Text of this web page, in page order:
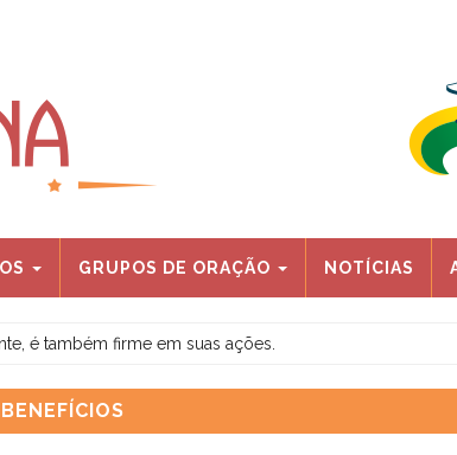
GRUPOS DE ORAÇÃO NOTÍCIAS
é também firme em suas ações.
– REGIÃO OESTE – 18 de julho